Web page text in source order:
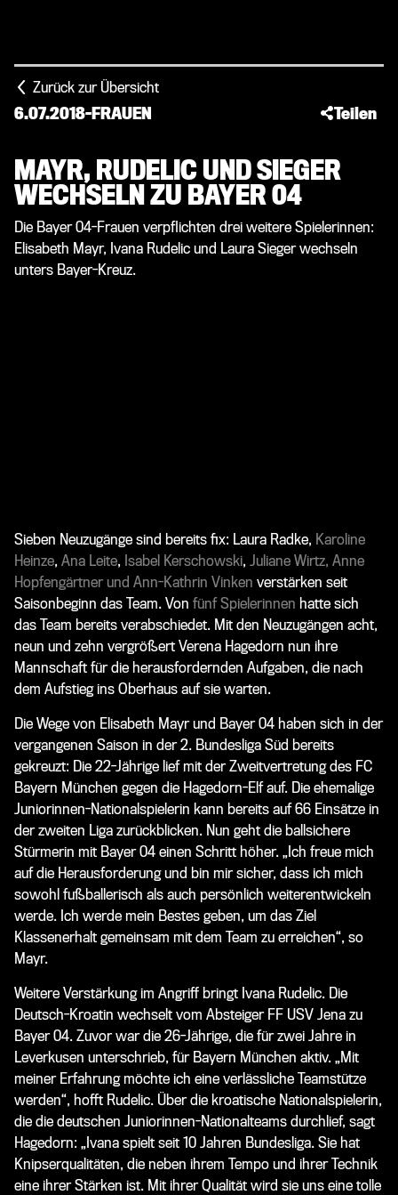
Zurück zur Übersicht
6.07.2018-FRAUEN Teilen
MAYR, RUDELIC UND SIEGER
WECHSELN ZU BAYER 04
Die Bayer 04-Frauen verpflichten drei weitere Spielerinnen:
Elisabeth Mayr, Ivana Rudelic und Laura Sieger wechseln
unters Bayer-Kreuz.
Sieben Neuzugänge sind bereits fix: Laura Radke, Karoline
Heinze, Ana Leite, Isabel Kerschowski, Juliane Wirtz, Anne
Hopfengärtner und Ann-Kathrin Vinken verstärken seit
Saisonbeginn das Team. Von fünf Spielerinnen hatte sich
das Team bereits verabschiedet. Mit den Neuzugängen acht,
neun und zehn vergrößert Verena Hagedorn nun ihre
Mannschaft für die herausfordernden Aufgaben, die nach
dem Aufstieg ins Oberhaus auf sie warten.
Die Wege von Elisabeth Mayr und Bayer 04 haben sich in der
vergangenen Saison in der 2. Bundesliga Süd bereits
gekreuzt: Die 22-Jährige lief mit der Zweitvertretung des FC
Bayern München gegen die Hagedorn-Elf auf. Die ehemalige
Juniorinnen-Nationalspielerin kann bereits auf 66 Einsätze in
der zweiten Liga zurückblicken. Nun geht die ballsichere
Stürmerin mit Bayer 04 einen Schritt höher. „Ich freue mich
auf die Herausforderung und bin mir sicher, dass ich mich
sowohl fußballerisch als auch persönlich weiterentwickeln
werde. Ich werde mein Bestes geben, um das Ziel
Klassenerhalt gemeinsam mit dem Team zu erreichen“, so
Mayr.
Weitere Verstärkung im Angriff bringt Ivana Rudelic. Die
Deutsch-Kroatin wechselt vom Absteiger FF USV Jena zu
Bayer 04. Zuvor war die 26-Jährige, die für zwei Jahre in
Leverkusen unterschrieb, für Bayern München aktiv. „Mit
meiner Erfahrung möchte ich eine verlässliche Teamstütze
werden“, hofft Rudelic. Über die kroatische Nationalspielerin,
die die deutschen Juniorinnen-Nationalteams durchlief, sagt
Hagedorn: „Ivana spielt seit 10 Jahren Bundesliga. Sie hat
Knipserqualitäten, die neben ihrem Tempo und ihrer Technik
eine ihrer Stärken ist. Mit ihrer Qualität wird sie uns eine tolle